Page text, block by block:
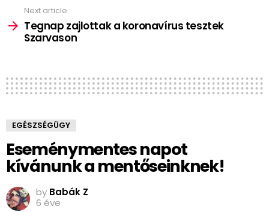
Next article
Tegnap zajlottak a koronavírus tesztek
Szarvason
EGÉSZSÉGÜGY
Eseménymentes napot
kívánunk a mentőseinknek!
by Babák Z
6 éve